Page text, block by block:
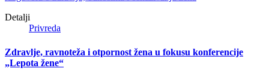
Detalji
Privreda
Zdravlje, ravnoteža i otpornost žena u fokusu konferencije
„Lepota žene“